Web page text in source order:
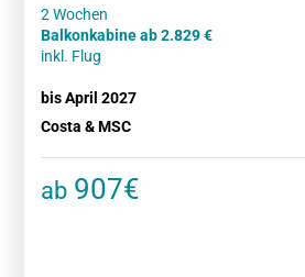
Balkonkabine ab 2.829 €
inkl. Flug
bis April 2027
Costa & MSC
ab 907€